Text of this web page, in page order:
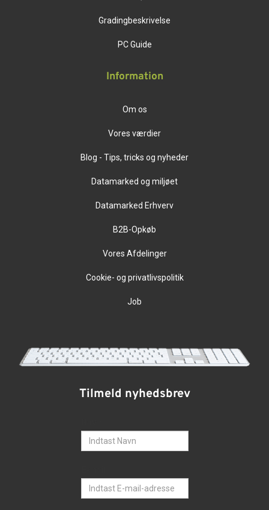
Gradingbeskrivelse
PC Guide
Information
Om os
Vores værdier
Blog - Tips, tricks og nyheder
Datamarked og miljøet
Datamarked Erhverv
B2B-Opkøb
Vores Afdelinger
Cookie- og privatlivspolitik
Job
Tilmeld nyhedsbrev